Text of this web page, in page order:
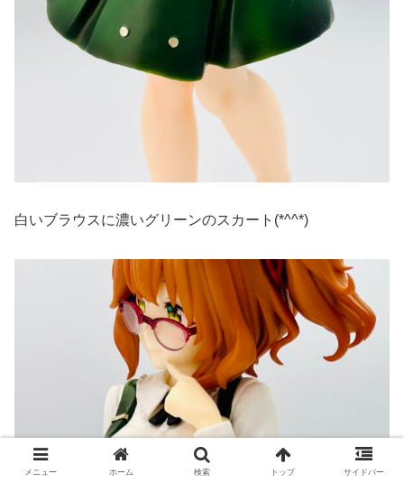
白いブラウスに濃いグリーンのスカート(*^^*)
メニュー ホーム 検索 トップ サイドバー